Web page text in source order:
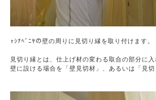
↑ｼﾅﾍﾞﾆﾔの壁の周りに見切り縁を取り付けます。
見切り縁とは、仕上げ材の変わる取合の部分に入
壁に設ける場合を「壁見切材」、あるいは「見